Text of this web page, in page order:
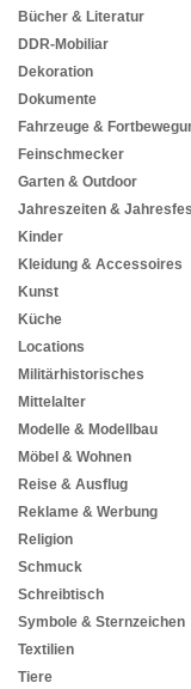
Bücher & Literatur
DDR-Mobiliar
Dekoration
Dokumente
Fahrzeuge &
Feinschmecker
Garten & Outdoor
Jahreszeiten &
Kinder
Kleidung & Accessoires
Kunst
Küche
Locations
Militärhistorisches
Mittelalter
Modelle & Modellbau
Möbel & Wohnen
Reise & Ausflug
Reklame & Werbung
Religion
Schmuck
Schreibtisch
Symbole & Sternzeichen
Textilien
Tiere